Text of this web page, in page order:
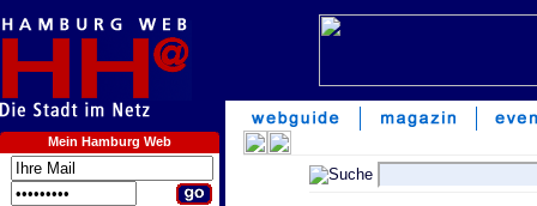
Mein Hamburg Web